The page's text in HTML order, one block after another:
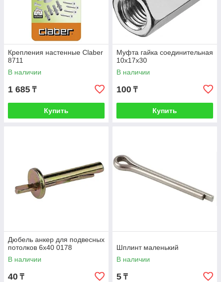
Крепления настенные Claber
8711
В наличии
1 685 ₸
Купить
Муфта гайка соединительная
10х17х30
В наличии
100 ₸
Купить
Дюбель анкер для подвесных
потолков 6х40 0178
В наличии
40 ₸
Шплинт маленький
В наличии
5 ₸